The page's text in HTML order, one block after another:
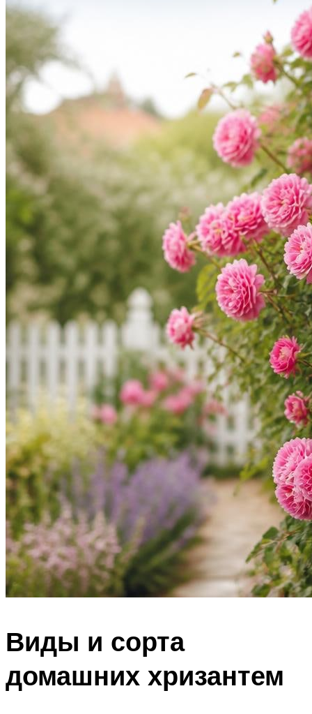
Виды и сорта
домашних хризантем